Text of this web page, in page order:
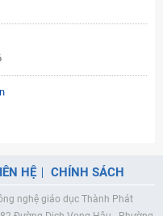
HỆ CHÍNH SÁCH
nghệ giáo dục Thành Phát